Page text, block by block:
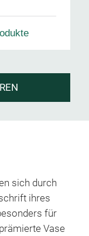
sich durch
ihres
für
Vase